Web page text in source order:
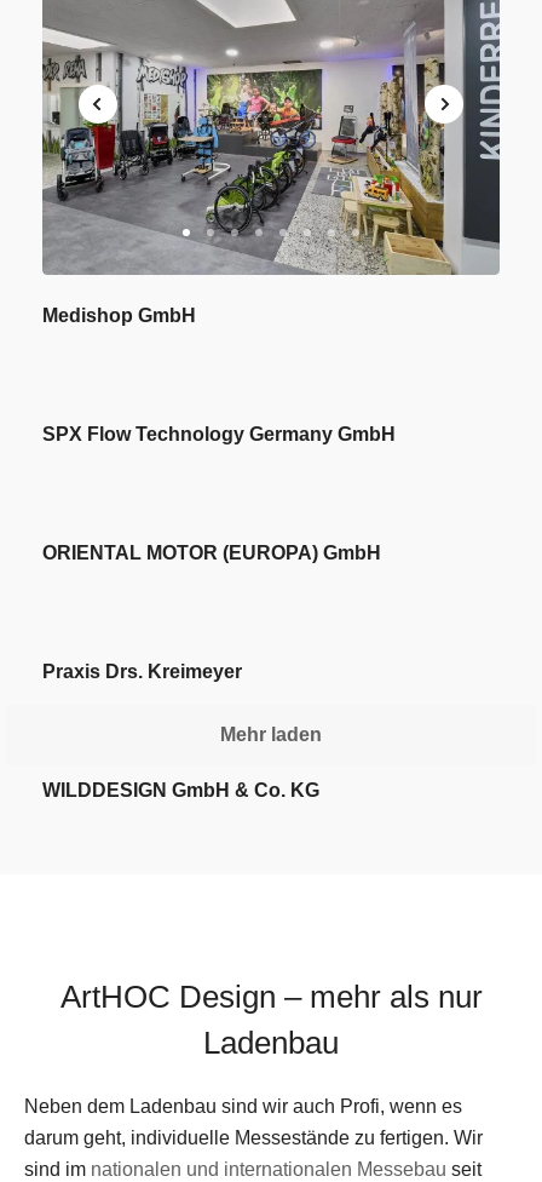
1 2 3 5 6 7 8
Medishop GmbH
SPX Flow Technology Germany GmbH
ORIENTAL MOTOR (EUROPA) GmbH
Praxis Drs. Kreimeyer
WILDDESIGN GmbH & Co. KG
Mehr laden
ArtHOC Design – mehr als nur
Ladenbau
Neben dem Ladenbau sind wir auch Profi, wenn es
darum geht, individuelle Messestände zu fertigen. Wir
sind im nationalen und internationalen Messebau seit